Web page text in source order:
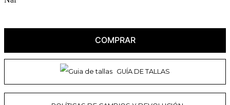
COMPRAR
GUÍA DE TALLAS